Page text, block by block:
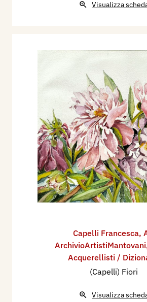
Visualizza
Capelli Francesca,
ArchivioArtistiMantovani
Acquerellisti /
(Capelli) Fiori
Visualizza